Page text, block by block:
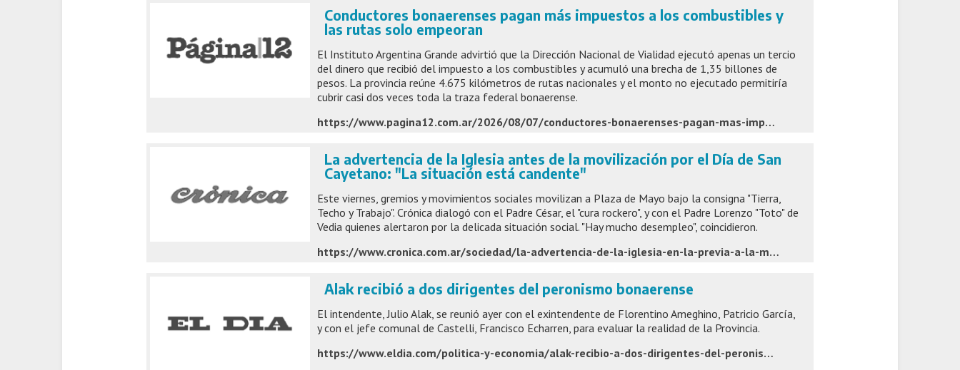
Conductores bonaerenses pagan más impuestos a los combustibles y
las rutas solo empeoran
El Instituto Argentina Grande advirtió que la Dirección Nacional de Vialidad ejecutó apenas un tercio
del dinero que recibió del impuesto a los combustibles y acumuló una brecha de 1,35 billones de
pesos. La provincia reúne 4.675 kilómetros de rutas nacionales y el monto no ejecutado permitiría
cubrir casi dos veces toda la traza federal bonaerense.
https://www.pagina12.com.ar/2026/08/07/conductores-bonaerenses-pagan-mas-impuestos-a-los-combustibles-y-las-rutas-solo-empeoran/
La advertencia de la Iglesia antes de la movilización por el Día de San
Cayetano: "La situación está candente"
Este viernes, gremios y movimientos sociales movilizan a Plaza de Mayo bajo la consigna "Tierra,
Techo y Trabajo". Crónica dialogó con el Padre César, el "cura rockero", y con el Padre Lorenzo "Toto" de
Vedia quienes alertaron por la delicada situación social. "Hay mucho desempleo", coincidieron.
https://www.cronica.com.ar/sociedad/la-advertencia-de-la-iglesia-en-la-previa-a-la-movilizacion-por-el-dia-de-san-cayetano-la-situacion-esta-candente-511/
Alak recibió a dos dirigentes del peronismo bonaerense
El intendente, Julio Alak, se reunió ayer con el exintendente de Florentino Ameghino, Patricio García,
y con el jefe comunal de Castelli, Francisco Echarren, para evaluar la realidad de la Provincia.
https://www.eldia.com/politica-y-economia/alak-recibio-a-dos-dirigentes-del-peronismo-bonaerense-politica-y-economia_1786082998